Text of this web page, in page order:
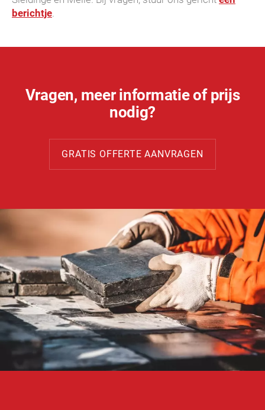
berichtje.
Vragen, meer informatie of prijs
nodig?
GRATIS OFFERTE AANVRAGEN